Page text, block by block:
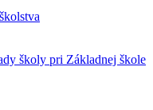
školy pri Základnej škole